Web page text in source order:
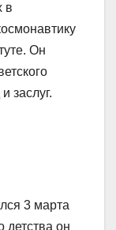
в
Он
заслуг.
3 марта
детства он